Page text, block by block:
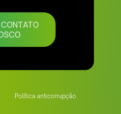
CONTATO
Política anticorrupção